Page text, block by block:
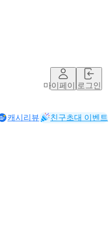
마이페이지로그인
캐시리뷰 친구초대 이벤트